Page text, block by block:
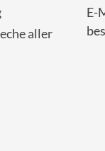
aller
E-